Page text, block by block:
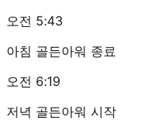
오전 5:43
아침 골든아워 종료
오전 6:19
저녁 골든아워 시작